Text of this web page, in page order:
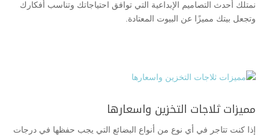
نمتلك أحدث التصاميم الإبداعية التي توافق احتياجاتك وتناسب أفكارك
وتجعل بيتك مميزًا عن البيوت المعتادة.
مميزات ثلاجات التخزين واسعارها
إذا كنت تتاجر في أي نوع من أنواع البضائع التي يجب حفظها في درجات